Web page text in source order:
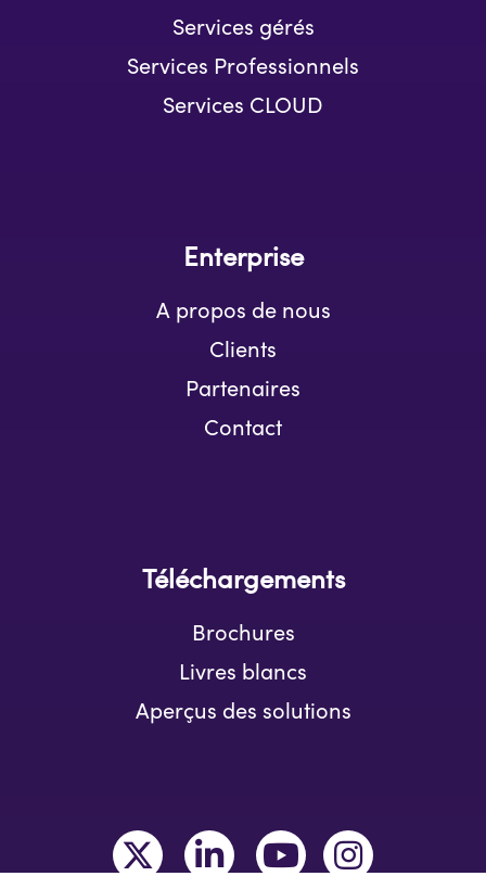
Services gérés
Services Professionnels
Services CLOUD
Enterprise
A propos de nous
Clients
Partenaires
Contact
Téléchargements
Brochures
Livres blancs
Aperçus des solutions